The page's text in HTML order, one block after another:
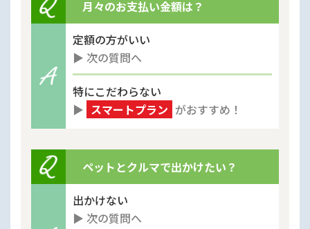
月々のお支払い金額は？
定額の方がいい
▶︎ 次の質問へ
特にこだわらない
▶︎ スマートプラン がおすすめ！
ペットとクルマで出かけたい？
出かけない
▶︎ 次の質問へ